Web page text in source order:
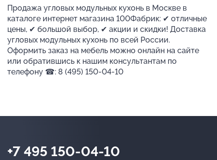
Продажа угловых модульных кухонь в Москве в
каталоге интернет магазина 100Фабрик: ✔ отличные
цены, ✔ большой выбор, ✔ акции и скидки! Доставка
угловых модульных кухонь по всей России.
Оформить заказ на мебель можно онлайн на сайте
или обратившись к нашим консультантам по
телефону ☎: 8 (495) 150-04-10
+7 495 150-04-10